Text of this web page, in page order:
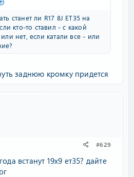
станет ли R17 8J ET35 на
кто-то ставил - с какой
нет, если катали все - или
заднюю кромку придется
#629
встанут 19х9 ет35? дайте